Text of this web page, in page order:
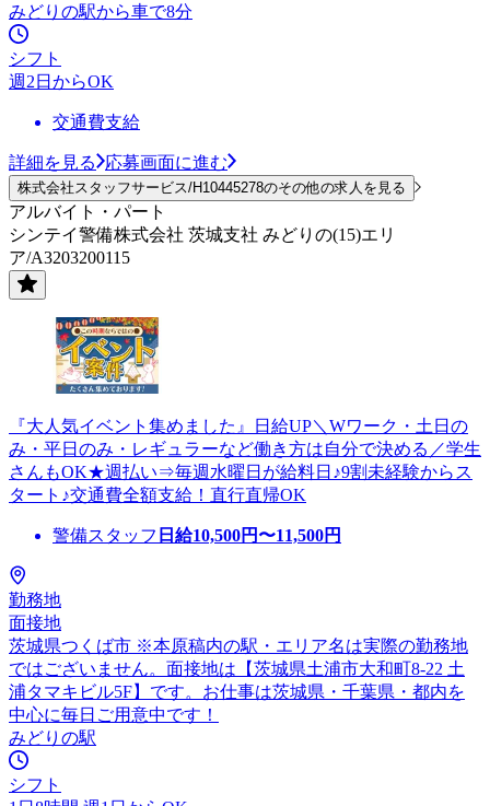
みどりの駅から車で8分
シフト
週2日からOK
交通費支給
詳細を見る 応募画面に進む
株式会社スタッフサービス/H10445278のその他の求人を見る
アルバイト・パート
シンテイ警備株式会社 茨城支社 みどりの(15)エリ
ア/A3203200115
『大人気イベント集めました』日給UP＼Wワーク・土日の
み・平日のみ・レギュラーなど働き方は自分で決める／学生
さんもOK★週払い⇒毎週水曜日が給料日♪9割未経験からス
タート♪交通費全額支給！直行直帰OK
警備スタッフ 日給10,500円〜11,500円
勤務地
面接地
茨城県つくば市 ※本原稿内の駅・エリア名は実際の勤務地
ではございません。面接地は【茨城県土浦市大和町8-22 土
浦タマキビル5F】です。お仕事は茨城県・千葉県・都内を
中心に毎日ご用意中です！
みどりの駅
シフト